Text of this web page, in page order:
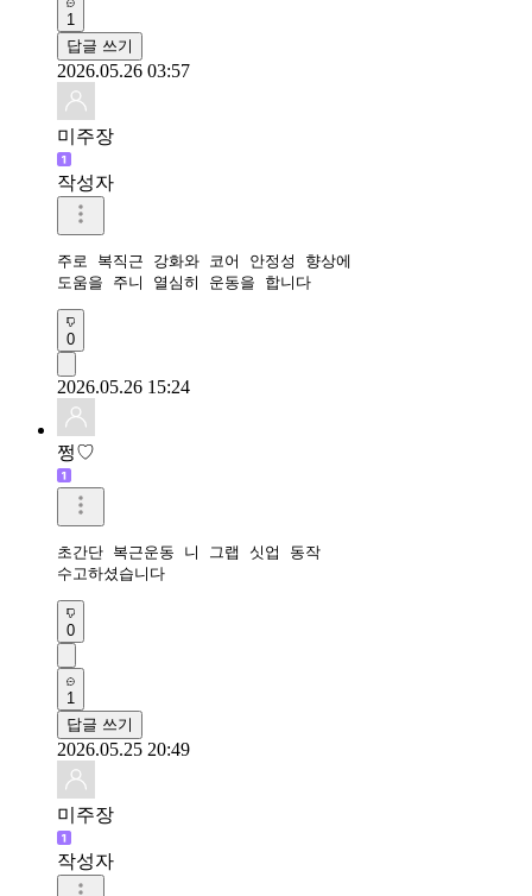
1
답글 쓰기
2026.05.26 03:57
미주장
작성자
주로 복직근 강화와 코어 안정성 향상에
도움을 주니 열심히 운동을 합니다
0
2026.05.26 15:24
쩡♡
초간단 복근운동 니 그랩 싯업 동작
수고하셨습니다
0
1
답글 쓰기
2026.05.25 20:49
미주장
작성자